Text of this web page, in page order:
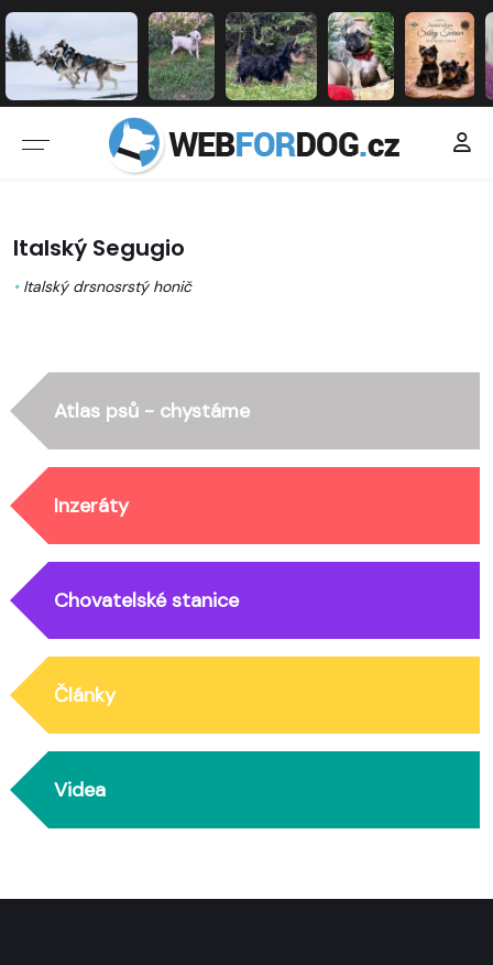
Italský Segugio
• Italský drsnosrstý honič
Atlas psů - chystáme
Inzeráty
Chovatelské stanice
Články
Videa